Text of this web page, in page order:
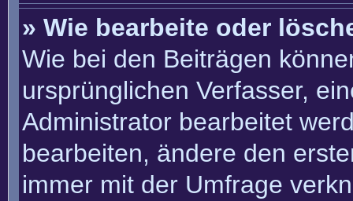
» Wie bearbeite oder
Wie bei den Beiträgen
ursprünglichen Verfasser,
Administrator bearbeitet
bearbeiten, ändere den
immer mit der Umfrage